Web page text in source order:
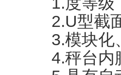
2.U型截
3.模块化
4.秤台内